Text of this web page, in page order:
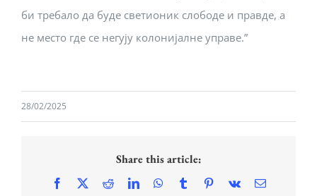
би требало да буде светионик слободе и правде, а
не место где се негују колонијалне управе.”
28/02/2025
Share this article:
Facebook
X RedditLinkedInWhatsApp
TumblrPinterest
Vk Email